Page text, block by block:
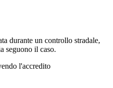
durante un controllo stradale,
seguono il caso.
l'accredito